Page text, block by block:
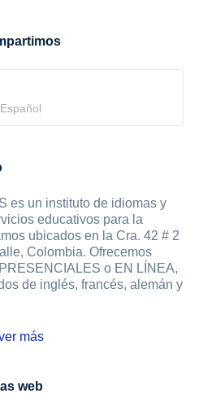
es un instituto de idiomas y
educativos para la
ubicados en la Cra. 42 # 2
Colombia. Ofrecemos
o EN LÍNEA,
de inglés, francés, alemán y
más
web